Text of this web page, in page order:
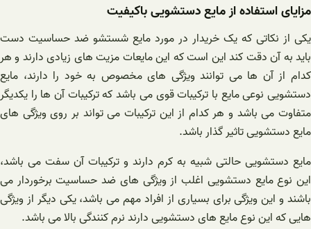
مزایای استفاده از مایع دستشویی باکیفیت
یکی از نکاتی که یک خریدار در مورد مایع شستشو ضد حساسیت دست
باید به آن دقت کند این است که این مایعات مزیت های زیادی دارند و هر
کدام از آن ها می توانند ویژگی های مخصوص به خود را دارند، مایع
دستشویی نوعی مایع با ترکیبات قوی می باشد که ترکیبات آن ها را یکدیگر
متفاوت می باشد و هر کدام از این ترکیبات می تواند بر روی ویژگی های
مایع دستشویی تاثیر گذار باشد.
مایع دستشویی حالتی شبیه به کرم دارند و ترکیبات آن سفت می باشد،
این نوع مایع دستشویی اغلب از ویژگی های ضد حساسیت برخوردار می
باشند و این ویژگی برای بسیاری از افراد مهم می باشد، یکی دیگر از ویژگی
هایی که این نوع مایع های دستشویی دارند نرم کنندگی بالا می باشد.